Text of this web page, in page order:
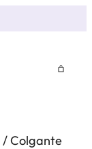
/ Colgante